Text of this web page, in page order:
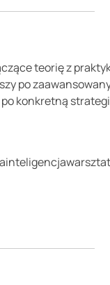
teorię z
po
konkretną